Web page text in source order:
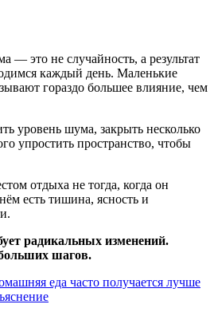
— это не случайность, а результат
каждый день. Маленькие
гораздо большее влияние, чем
уровень шума, закрыть несколько
упростить пространство, чтобы
отдыха не тогда, когда он
есть тишина, ясность и
радикальных изменений.
шагов.
еда часто получается лучше